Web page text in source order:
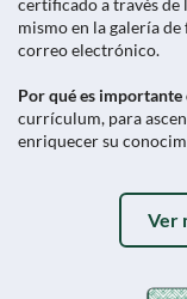
mismo en la galería
correo electrónico.
Por qué es
currículum, para
enriquecer su
Ver